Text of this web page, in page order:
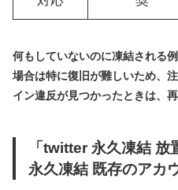
何もしていないのに凍結される
場合は特に復旧が難しいため、
イン違反が見つかったときは、
「twitter 永久凍結
永久凍結 既存のアカ